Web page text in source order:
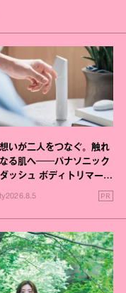
いが二人をつなぐ。触れ
る肌へ──パナソニック
ッシュ ボディトリマーが
2026.8.5 PR